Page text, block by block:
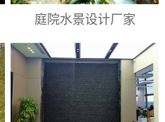
庭院水景设计厂家